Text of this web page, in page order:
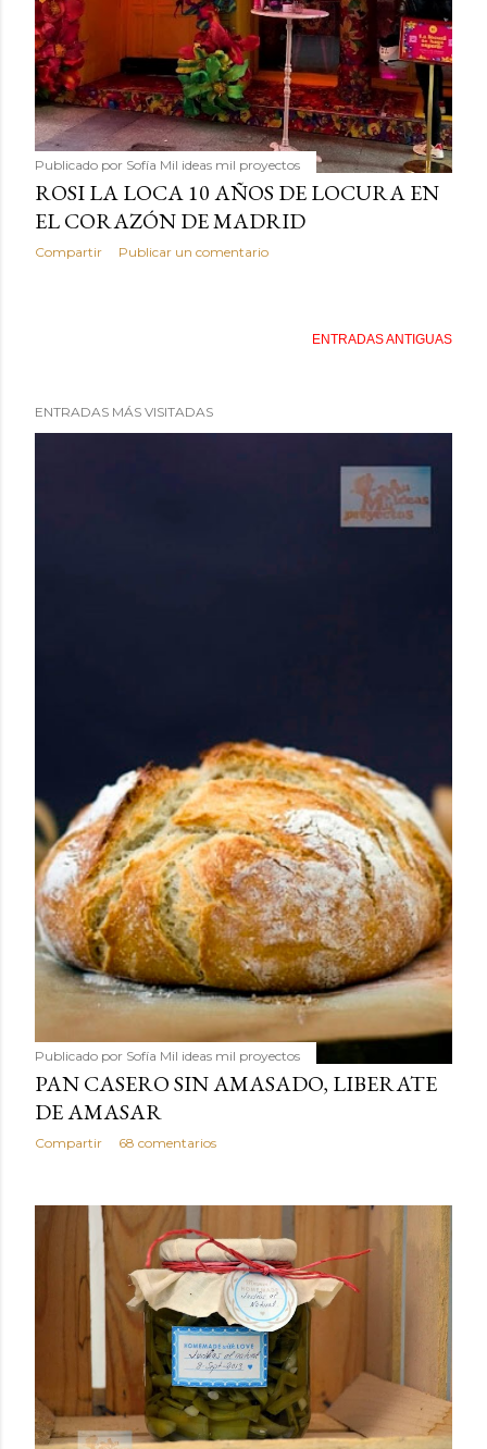
Publicado por Sofía Mil ideas mil proyectos
ROSI LA LOCA 10 AÑOS DE LOCURA EN
EL CORAZÓN DE MADRID
Compartir Publicar un comentario
ENTRADAS ANTIGUAS
ENTRADAS MÁS VISITADAS
Publicado por Sofía Mil ideas mil proyectos
PAN CASERO SIN AMASADO, LIBERATE
DE AMASAR
Compartir 68 comentarios